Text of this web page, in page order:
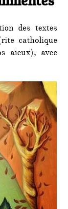
des textes
catholique
aïeux), avec